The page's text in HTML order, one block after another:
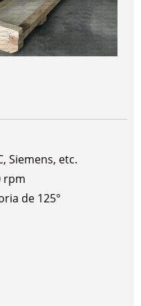
Siemens, etc.
rpm
de 125°